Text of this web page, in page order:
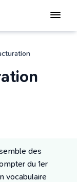
des
du 1er
vocabulaire